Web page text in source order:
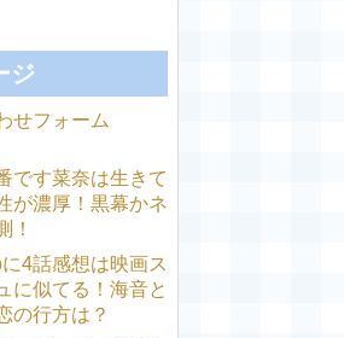
ジ
せフォーム
です菜奈は生きて
が濃厚！黒幕かネ
！
4話感想は映画ス
に似てる！海音と
の行方は？